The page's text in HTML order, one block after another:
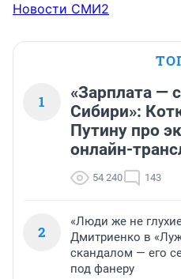
Новости СМИ2
1
«Зарплата —
Сибири»:
Путину про
онлайн-
54 240 143
2
«Люди же не
Дмитриенко в
скандалом — его
под фанеру